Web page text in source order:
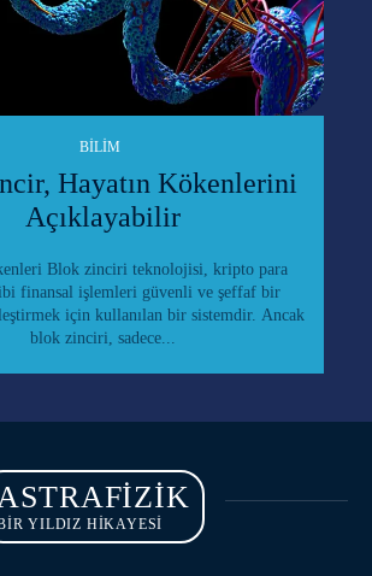
BILIM
Hayatın Kökenlerini
Açıklayabilir
Blok zinciri teknolojisi, kripto para
finansal işlemleri güvenli ve şeffaf bir
için kullanılan bir sistemdir. Ancak
blok zinciri, sadece...
YILDIZ HİKAYESİ